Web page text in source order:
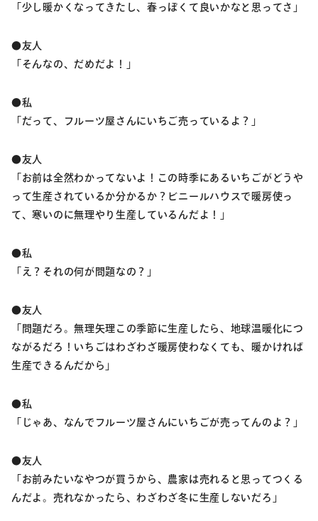
「少し暖かくなってきたし、春っぽくて良いかなと思ってさ」
●友人
「そんなの、だめだよ！」
●私
「だって、フルーツ屋さんにいちご売っているよ？」
●友人
「お前は全然わかってないよ！この時季にあるいちごがどうや
って生産されているか分かるか？ビニールハウスで暖房使っ
て、寒いのに無理やり生産しているんだよ！」
●私
「え？それの何が問題なの？」
●友人
「問題だろ。無理矢理この季節に生産したら、地球温暖化につ
ながるだろ！いちごはわざわざ暖房使わなくても、暖かければ
生産できるんだから」
●私
「じゃあ、なんでフルーツ屋さんにいちごが売ってんのよ？」
●友人
「お前みたいなやつが買うから、農家は売れると思ってつくる
んだよ。売れなかったら、わざわざ冬に生産しないだろ」